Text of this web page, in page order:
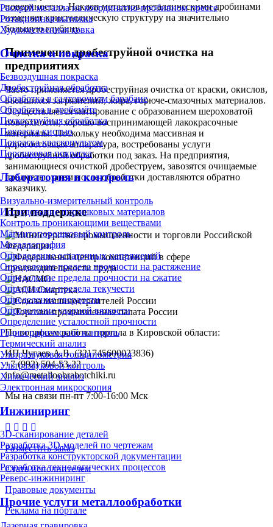
Раскрой металла на координатно-пробивном прессе
Ротационная вытяжка
Художественная ковка
Очистка и покраска
Безвоздушная покраска
Дробеструйная обработка
Обработка в галтовочном барабане
Обработка в дробемёте
Пескоструйная обработка
Покраска кистью
Покраска краскопультом
Порошковая покраска
Лаборатория и контроль
Визуально-измерительный контроль
Исследование порошковых материалов
Контроль проникающими веществами
Магнитопорошковый контроль
Металлография
Определение остаточных напряжений
Определение предела прочности на растяжение
Определение предела прочности на сжатие
Определение предела текучести
Определение твердости
Определение ударной вязкости
Определение усталостной прочности
Радиографический контроль
Термический анализ
Ультразвуковая толщинометрия
Ультразвуковой контроль
Химический анализ
Электронная микроскопия
Инжиниринг
3D-сканирование деталей
Разработка 3D-моделей по чертежам
Разработка конструкторской документации
Разработка технологических процессов
Реверс-инжиниринг
Прочие услуги металлообработки
поверхностно. Наклеп металлов металлическими дробинами
изменяет кристаллическую структуру на значительно
большую глубину.
Применение дробеструйной очистка на
предприятиях
Часто применяется дробеструйная очистка от краски, окислов,
въевшихся загрязнений, жира, горюче-смазочных материалов.
Осуществляется матирование с образованием шероховатой
поверхности, хорошо воспринимающей лакокрасочные
материалы. Поскольку необходима массивная и
дорогостоящая аппаратура, востребованы услуги
дробеструйной обработки под заказ. На предприятия,
занимающиеся очисткой дробеструем, завозятся очищаемые
предметы, затем после обработки доставляются обратно
заказчику.
При поддержке
По вопросам работы портала в Кировской области:
ИП Чугаев А.В. (321745600023836)
+7 (992) 504-53-22
info@metalloobrabotchiki.ru
Мы на связи пн-пт 7:00-16:00 Мск
Разместить заказ
Стать исполнителем
Правовые документы
Реклама на портале